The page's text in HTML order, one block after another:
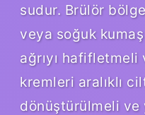
sudur. Brülör
veya soğuk
ağrıyı hafifletmeli
kremleri aralıklı
dönüştürülmeli ve